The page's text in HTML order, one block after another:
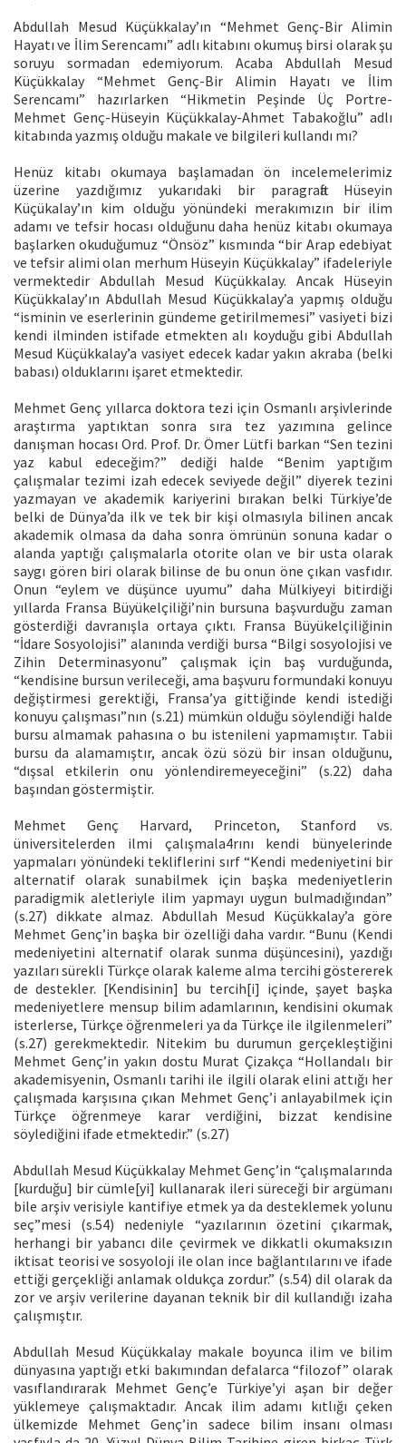
Abdullah Mesud Küçükkalay’ın “Mehmet Genç-Bir Alimin
Hayatı ve İlim Serencamı” adlı kitabını okumuş birsi olarak şu
soruyu sormadan edemiyorum. Acaba Abdullah Mesud
Küçükkalay “Mehmet Genç-Bir Alimin Hayatı ve İlim
Serencamı” hazırlarken “Hikmetin Peşinde Üç Portre-
Mehmet Genç-Hüseyin Küçükkalay-Ahmet Tabakoğlu” adlı
kitabında yazmış olduğu makale ve bilgileri kullandı mı?
Henüz kitabı okumaya başlamadan ön incelemelerimiz
üzerine yazdığımız yukarıdaki bir paragrafta Hüseyin
Küçükalay’ın kim olduğu yönündeki merakımızın bir ilim
adamı ve tefsir hocası olduğunu daha henüz kitabı okumaya
başlarken okuduğumuz “Önsöz” kısmında “bir Arap edebiyat
ve tefsir alimi olan merhum Hüseyin Küçükkalay” ifadeleriyle
vermektedir Abdullah Mesud Küçükkalay. Ancak Hüseyin
Küçükkalay’ın Abdullah Mesud Küçükkalay’a yapmış olduğu
“isminin ve eserlerinin gündeme getirilmemesi” vasiyeti bizi
kendi ilminden istifade etmekten alı koyduğu gibi Abdullah
Mesud Küçükkalay’a vasiyet edecek kadar yakın akraba (belki
babası) olduklarını işaret etmektedir.
Mehmet Genç yıllarca doktora tezi için Osmanlı arşivlerinde
araştırma yaptıktan sonra sıra tez yazımına gelince
danışman hocası Ord. Prof. Dr. Ömer Lütfi barkan “Sen tezini
yaz kabul edeceğim?” dediği halde “Benim yaptığım
çalışmalar tezimi izah edecek seviyede değil” diyerek tezini
yazmayan ve akademik kariyerini bırakan belki Türkiye’de
belki de Dünya’da ilk ve tek bir kişi olmasıyla bilinen ancak
akademik olmasa da daha sonra ömrünün sonuna kadar o
alanda yaptığı çalışmalarla otorite olan ve bir usta olarak
saygı gören biri olarak bilinse de bu onun öne çıkan vasfıdır.
Onun “eylem ve düşünce uyumu” daha Mülkiyeyi bitirdiği
yıllarda Fransa Büyükelçiliği’nin bursuna başvurduğu zaman
gösterdiği davranışla ortaya çıktı. Fransa Büyükelçiliğinin
“İdare Sosyolojisi” alanında verdiği bursa “Bilgi sosyolojisi ve
Zihin Determinasyonu” çalışmak için baş vurduğunda,
“kendisine bursun verileceği, ama başvuru formundaki konuyu
değiştirmesi gerektiği, Fransa’ya gittiğinde kendi istediği
konuyu çalışması”nın (s.21) mümkün olduğu söylendiği halde
bursu almamak pahasına o bu istenileni yapmamıştır. Tabii
bursu da alamamıştır, ancak özü sözü bir insan olduğunu,
“dışsal etkilerin onu yönlendiremeyeceğini” (s.22) daha
başından göstermiştir.
Mehmet Genç Harvard, Princeton, Stanford vs.
üniversitelerden ilmi çalışmala4rını kendi bünyelerinde
yapmaları yönündeki tekliflerini sırf “Kendi medeniyetini bir
alternatif olarak sunabilmek için başka medeniyetlerin
paradigmik aletleriyle ilim yapmayı uygun bulmadığından”
(s.27) dikkate almaz. Abdullah Mesud Küçükkalay’a göre
Mehmet Genç’in başka bir özelliği daha vardır. “Bunu (Kendi
medeniyetini alternatif olarak sunma düşüncesini), yazdığı
yazıları sürekli Türkçe olarak kaleme alma tercihi göstererek
de destekler. [Kendisinin] bu tercih[i] içinde, şayet başka
medeniyetlere mensup bilim adamlarının, kendisini okumak
isterlerse, Türkçe öğrenmeleri ya da Türkçe ile ilgilenmeleri”
(s.27) gerekmektedir. Nitekim bu durumun gerçekleştiğini
Mehmet Genç’in yakın dostu Murat Çizakça “Hollandalı bir
akademisyenin, Osmanlı tarihi ile ilgili olarak elini attığı her
çalışmada karşısına çıkan Mehmet Genç’i anlayabilmek için
Türkçe öğrenmeye karar verdiğini, bizzat kendisine
söylediğini ifade etmektedir.” (s.27)
Abdullah Mesud Küçükkalay Mehmet Genç’in “çalışmalarında
[kurduğu] bir cümle[yi] kullanarak ileri süreceği bir argümanı
bile arşiv verisiyle kantifiye etmek ya da desteklemek yolunu
seç”mesi (s.54) nedeniyle “yazılarının özetini çıkarmak,
herhangi bir yabancı dile çevirmek ve dikkatli okumaksızın
iktisat teorisi ve sosyoloji ile olan ince bağlantılarını ve ifade
ettiği gerçekliği anlamak oldukça zordur.” (s.54) dil olarak da
zor ve arşiv verilerine dayanan teknik bir dil kullandığı izaha
çalışmıştır.
Abdullah Mesud Küçükkalay makale boyunca ilim ve bilim
dünyasına yaptığı etki bakımından defalarca “filozof” olarak
vasıflandırarak Mehmet Genç’e Türkiye’yi aşan bir değer
yüklemeye çalışmaktadır. Ancak ilim adamı kıtlığı çeken
ülkemizde Mehmet Genç’in sadece bilim insanı olması